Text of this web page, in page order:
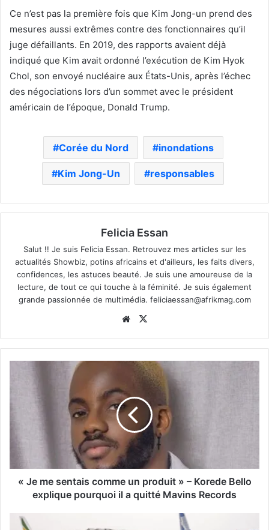
Ce n’est pas la première fois que Kim Jong-un prend des
mesures aussi extrêmes contre des fonctionnaires qu’il
juge défaillants. En 2019, des rapports avaient déjà
indiqué que Kim avait ordonné l’exécution de Kim Hyok
Chol, son envoyé nucléaire aux États-Unis, après l’échec
des négociations lors d’un sommet avec le président
américain de l’époque, Donald Trump.
Corée du Nord inondations
Kim Jong-Un responsables
Felicia Essan
Salut !! Je suis Felicia Essan. Retrouvez mes articles sur les
actualités Showbiz, potins africains et d'ailleurs, les faits divers,
confidences, les astuces beauté. Je suis une amoureuse de la
lecture, de tout ce qui touche à la féminité. Je suis également
grande passionnée de multimédia. feliciaessan@afrikmag.com
Website
« Je me sentais comme un produit » – Korede Bello
explique pourquoi il a quitté Mavins Records